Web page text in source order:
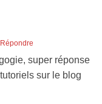
Répondre
super réponse
sur le blog